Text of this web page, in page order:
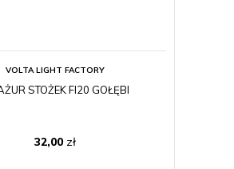
VOLTA LIGHT FACTORY
STOŻEK FI20 GOŁĘBI
32,00 zł